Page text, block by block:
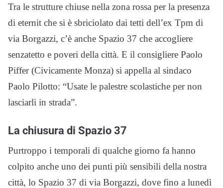
Tra le strutture chiuse nella zona rossa per la presenza
di eternit che si è sbriciolato dai tetti dell’ex Tpm di
via Borgazzi, c’è anche Spazio 37 che accogliere
senzatetto e poveri della città. E il consigliere Paolo
Piffer (Civicamente Monza) si appella al sindaco
Paolo Pilotto: “Usate le palestre scolastiche per non
lasciarli in strada”.
La chiusura di Spazio 37
Purtroppo i temporali di qualche giorno fa hanno
colpito anche uno dei punti più sensibili della nostra
città, lo Spazio 37 di via Borgazzi, dove fino a lunedì